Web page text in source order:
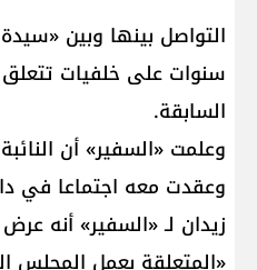
التواصل بينها وبين
سنوات على خلفيات تتعلق
السابقة.
وعلمت «السفير» أن
وعقدت معه اجتماعا في
زيدان لـ «السفير» أنه
«المتعلقة بعمل المجلس